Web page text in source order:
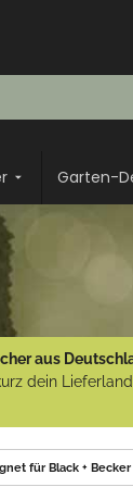
Garten-
aus
dein
für Black + Becker